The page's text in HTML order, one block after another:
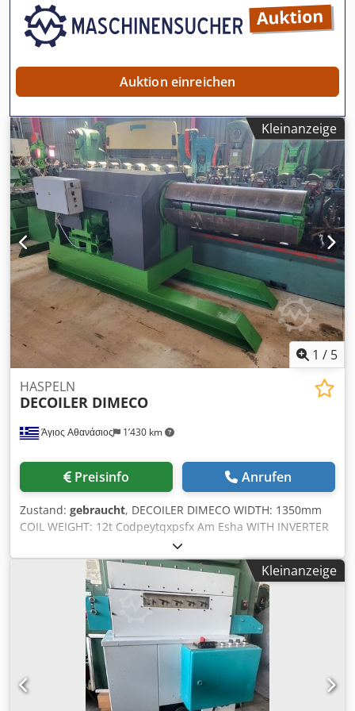
werden
Auktion einreichen
Kleinanzeige
1 / 5
Άγιος Αθανάσιος 1’430 km
HASPELN
DECOILER DIMECO
Preisinfo Anrufen
Zustand: gebraucht, DECOILER DIMECO WIDTH: 1350mm
COIL WEIGHT: 12t Codpeytqxpsfx Am Esha WITH INVERTER
Kleinanzeige